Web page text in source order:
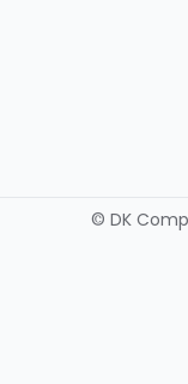
© DK